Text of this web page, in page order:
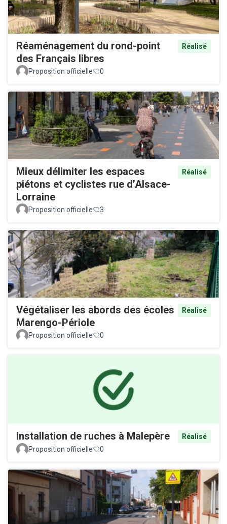
Réaménagement du rond-point
des Français libres
Réalisé
Proposition officielle 0
Mieux délimiter les espaces
piétons et cyclistes rue d’Alsace-
Lorraine
Réalisé
Proposition officielle 3
Végétaliser les abords des écoles
Marengo-Périole
Réalisé
Proposition officielle 0
Installation de ruches à Malepère
Réalisé
Proposition officielle
0